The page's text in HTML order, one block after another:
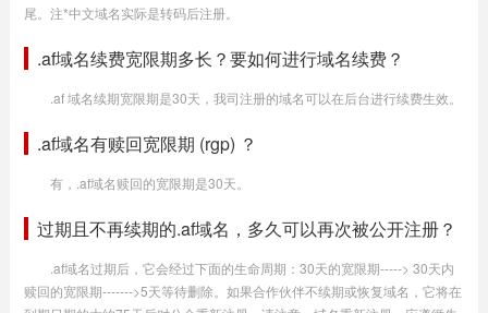
尾。注*中文域名实际是转码后注册。
.af域名续费宽限期多长？要如何进行域名续费？
.af 域名续期宽限期是30天，我司注册的域名可以在后台进行续费生效。
.af域名有赎回宽限期 (rgp) ？
有，.af域名赎回的宽限期是30天。
过期且不再续期的.af域名，多久可以再次被公开注册？
.af域名过期后，它会经过下面的生命周期：30天的宽限期-----> 30天内
赎回的宽限期------->5天等待删除。如果合作伙伴不续期或恢复域名，它将在